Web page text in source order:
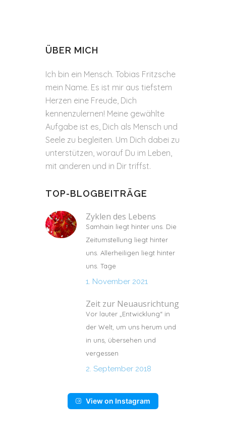
ÜBER MICH
Ich bin ein Mensch. Tobias Fritzsche
mein Name. Es ist mir aus tiefstem
Herzen eine Freude, Dich
kennenzulernen! Meine gewählte
Aufgabe ist es, Dich als Mensch und
Seele zu begleiten. Um Dich dabei zu
unterstützen, worauf Du im Leben,
mit anderen und in Dir triffst.
TOP-BLOGBEITRÄGE
Zyklen des Lebens
Samhain liegt hinter uns. Die
Zeitumstellung liegt hinter
uns. Allerheiligen liegt hinter
uns. Tage
1. November 2021
Zeit zur Neuausrichtung
Vor lauter „Entwicklung“ in
der Welt, um uns herum und
in uns, übersehen und
vergessen
2. September 2018
View on Instagram